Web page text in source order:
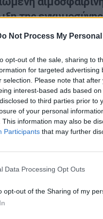
Not Process My
opt-out of the sale, sharing to
for targeted
selection. Please note that
interest-based ads based
to third parties prior to
of your personal
This information may also be
Participants that may further
Data Processing Opt Outs
opt-out of the Sharing of my
της εγκυμοσύνης
τιμές γλυκόζης
κατά την
του εμβρύου